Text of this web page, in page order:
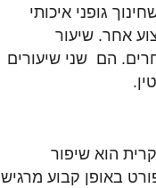
גופני איכותי
אחר. שיעור
הם שני שיעורים
הוא שיפור
באופן קבוע מרגיש